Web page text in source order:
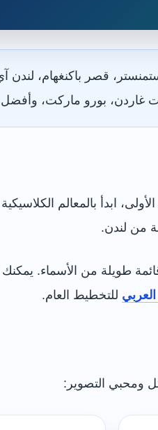
قصر باكنغهام،
غاردن، بورو ماركت،
ابدأ بالمعالم
من لندن.
طويلة من الأسماء.
للتخطيط العام.
ومحبي التصوير: